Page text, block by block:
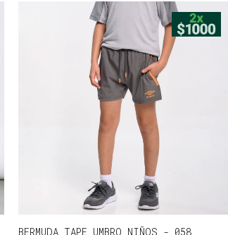
BERMUDA TAPE UMBRO NIÑOS - 058